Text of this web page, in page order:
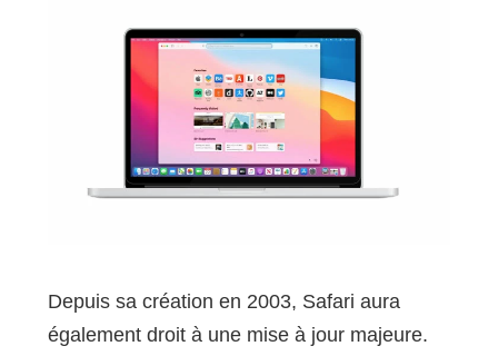
Depuis sa création en 2003, Safari aura
également droit à une mise à jour majeure.